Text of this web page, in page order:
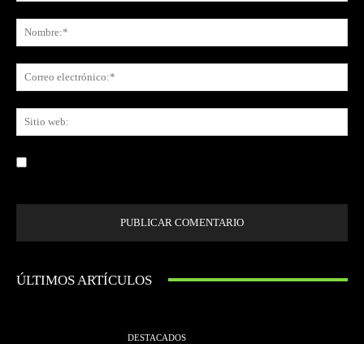
ÚLTIMOS ARTÍCULOS
DESTACADOS